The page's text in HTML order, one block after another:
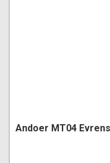
Andoer MT04